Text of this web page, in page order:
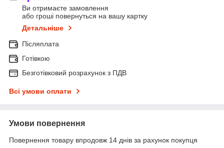
Ви отримаєте замовлення
або гроші повернуться на вашу картку
Детальніше
Післяплата
Готівкою
Безготівковий розрахунок з ПДВ
Всі умови оплати
Умови повернення
Повернення товару впродовж 14 днів за рахунок покупця